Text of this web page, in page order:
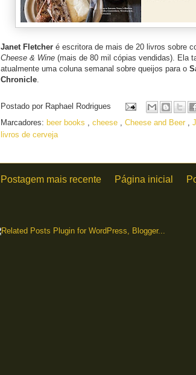
Janet Fletcher é escritorade mais de 20 livros sobre
Cheese & Wine (mais de 80 mil cópias vendidas). Ela
atualmente uma coluna semanal sobre queijos para o
Chronicle.
Postado por Raphael Rodrigues
Marcadores: beer books , cheese , Cheese and Beer ,
livros de cerveja
Postagem mais recente Página inicial